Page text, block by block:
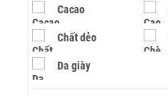
Cacao
Chất dẻo
Da giày